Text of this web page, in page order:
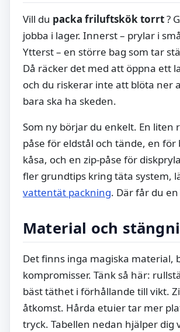
Vill du packa friluftskök torrt?
jobba i lager. Innerst – prylar i
Ytterst – en större bag som tar
Då räcker det med att öppna ett
och du riskerar inte att blöta ner
bara ska ha skeden.
Som ny börjar du enkelt. En liten
påse för eldstål och tände, en för
kåsa, och en zip-påse för
fler grundtips kring täta system,
vattentät packning. Där får du
Material och
Det finns inga magiska material,
kompromisser. Tänk så här:
bäst täthet i förhållande till vikt.
åtkomst. Hårda etuier tar mer
tryck. Tabellen nedan hjälper dig